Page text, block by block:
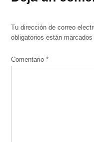
Tu dirección de correo
obligatorios están
Comentario*